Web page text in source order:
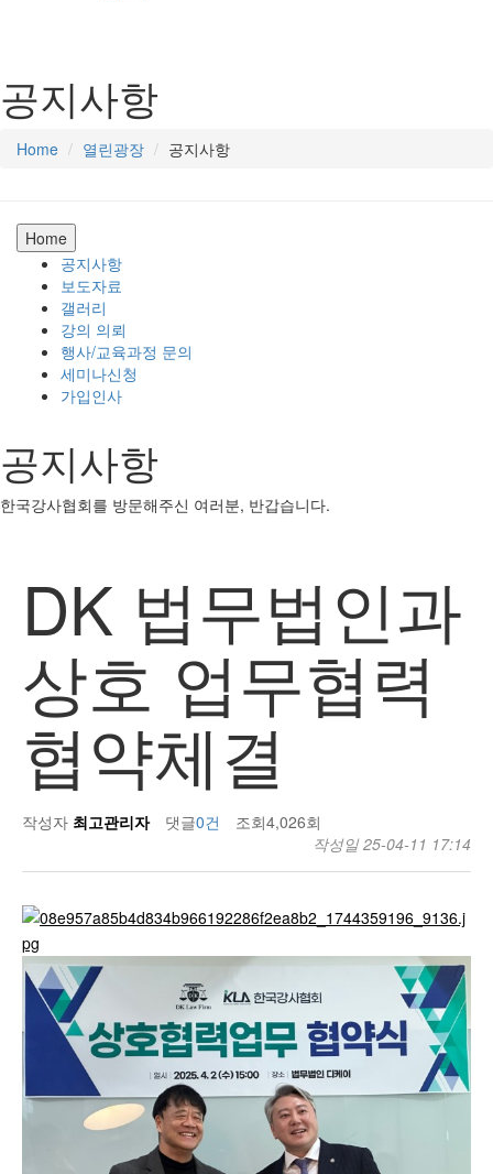
공지사항
Home 열린광장 공지사항
Home
공지사항
보도자료
갤러리
강의 의뢰
행사/교육과정 문의
세미나신청
가입인사
공지사항
한국강사협회를 방문해주신 여러분, 반갑습니다.
DK 법무법인과
상호 업무협력
협약체결
작성자 최고관리자 댓글0건 조회4,026회
작성일 25-04-11 17:14